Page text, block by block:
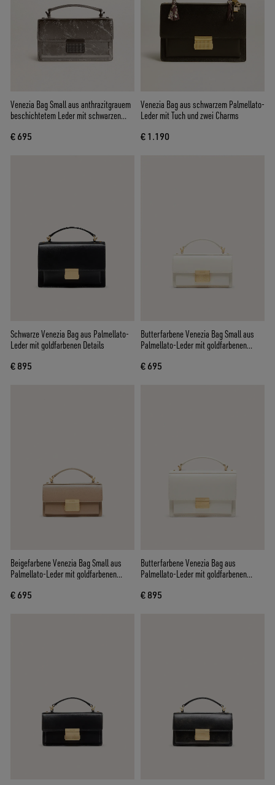
Venezia Bag Small aus anthrazitgrauem
beschichtetem Leder mit schwarzen
€ 695
Venezia Bag aus schwarzem Palmellato-
Leder mit Tuch und zwei Charms
€ 1.190
Schwarze Venezia Bag aus Palmellato-
Leder mit goldfarbenen Details
€ 895
Butterfarbene Venezia Bag Small aus
Palmellato-Leder mit goldfarbenen
€ 695
Beigefarbene Venezia Bag Small aus
Palmellato-Leder mit goldfarbenen
€ 695
Butterfarbene Venezia Bag aus
Palmellato-Leder mit goldfarbenen
€ 895